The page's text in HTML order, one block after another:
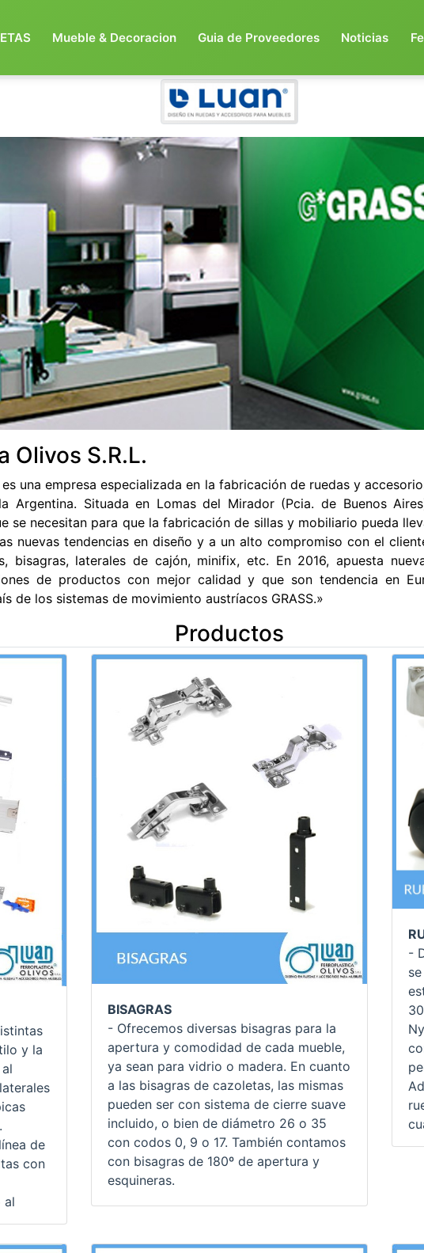
Mueble & Decoracion Guia de Proveedores Noticias
Olivos S.R.L.
una empresa especializada en la fabricación de ruedas y
Argentina. Situada en Lomas del Mirador (Pcia. de Buenos
se necesitan para que la fabricación de sillas y mobiliario pueda
nuevas tendencias en diseño y a un alto compromiso con el
bisagras, laterales de cajón, minifix, etc. En 2016, apuesta
de productos con mejor calidad y que son tendencia en
de los sistemas de movimiento austríacos GRASS.»
Productos
y la
de
con
al
BISAGRAS
- Ofrecemos diversas bisagras para la
apertura y comodidad de cada mueble,
ya sean para vidrio o madera. En cuanto
a las bisagras de cazoletas, las mismas
pueden ser con sistema de cierre suave
incluido, o bien de diámetro 26 o 35
con codos 0, 9 o 17. También contamos
con bisagras de 180º de apertura y
esquineras.
-